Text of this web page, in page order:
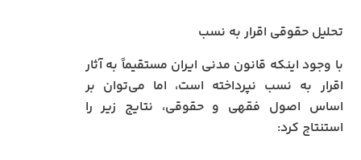
تحلیل حقوقی اقرار به نسب
با وجود اینکه قانون مدنی ایران مستقیماً به آثار
اقرار به نسب نپرداخته است، اما می‌توان بر
اساس اصول فقهی و حقوقی، نتایج زیر را
استنتاج کرد: